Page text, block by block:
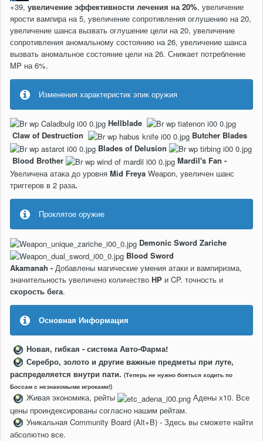
+39, увеличение эффективности лечения на 20%, увеличение
ярости вампира на 5, увеличение сопротивления оглушению на 20,
увеличение шанса вызвать оглушение цели на 20, увеличение
сопротивления аномальному состоянию на 26, увеличение шанса
вызвать аномальное состояние цели на 26. Снижает потребление
MP на 6%.
Изменения характеристик эпик оружия
Hellblade
Claw of Destruction
Butcher Blades
Blades of Delusion
Blood Brother
Mardil's Fan -
Увеличена атака до уровня Mid Freya Weapon, увеличен шанс
триггеров в 2 раза.
Проклятое оружие
Demonic Sword Zariche
Blood Sword
Akamanah - Добавлены магические умения атаки и вампиризма,
значительность увеличено количество HP и CP. точность и
скорость бега.
Основная Информация
Новая, гибкая - система Авто-Фарма!
Серебро, золото и другие важные предметы при луте,
распределяется внутри пати. (Теперь не нужно бояться ходить по
Боссам с незнакомыми игроками!)
Живая экономика, рейты
Адены х10. Все
цены проиндексированы согласно нашим рейтам.
Уникальная Community Board (Alt+B) - Здесь вы сможете найти
абсолютно все.